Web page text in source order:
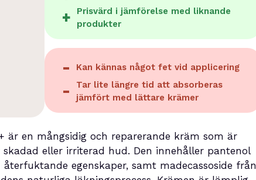
Prisvärd i jämförelse med liknande
produkter
Kan kännas något fet vid applicering
Tar lite längre tid att absorberas
jämfört med lättare krämer
är en mångsidig och reparerande kräm som är
eller irriterad hud. Den innehåller pantenol
egenskaper, samt madecassoside från